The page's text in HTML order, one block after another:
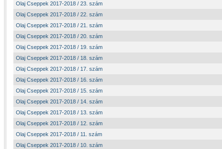
Olaj Cseppek 2017-2018 / 23. szám
Olaj Cseppek 2017-2018 / 22. szám
Olaj Cseppek 2017-2018 / 21. szám
Olaj Cseppek 2017-2018 / 20. szám
Olaj Cseppek 2017-2018 / 19. szám
Olaj Cseppek 2017-2018 / 18. szám
Olaj Cseppek 2017-2018 / 17. szám
Olaj Cseppek 2017-2018 / 16. szám
Olaj Cseppek 2017-2018 / 15. szám
Olaj Cseppek 2017-2018 / 14. szám
Olaj Cseppek 2017-2018 / 13. szám
Olaj Cseppek 2017-2018 / 12. szám
Olaj Cseppek 2017-2018 / 11. szám
Olaj Cseppek 2017-2018 / 10. szám